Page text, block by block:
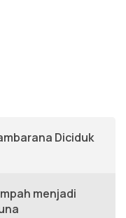
Diciduk
menjadi